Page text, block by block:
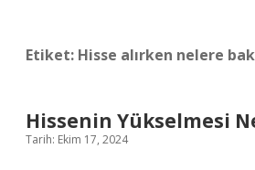
Etiket: Hisse alırken nelere
Hissenin Yükselmesi
Tarih: Ekim 17, 2024